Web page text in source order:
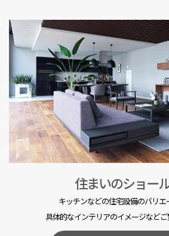
住まいのショー
キッチンなどの住宅設備のバリエ
具体的なインテリアのイメージなどご